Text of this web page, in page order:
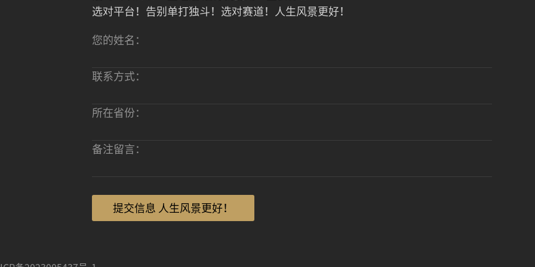
选对平台！告别单打独斗！选对赛道！人生风景更好！
您的姓名：
联系方式：
所在省份：
备注留言：
提交信息 人生风景更好！